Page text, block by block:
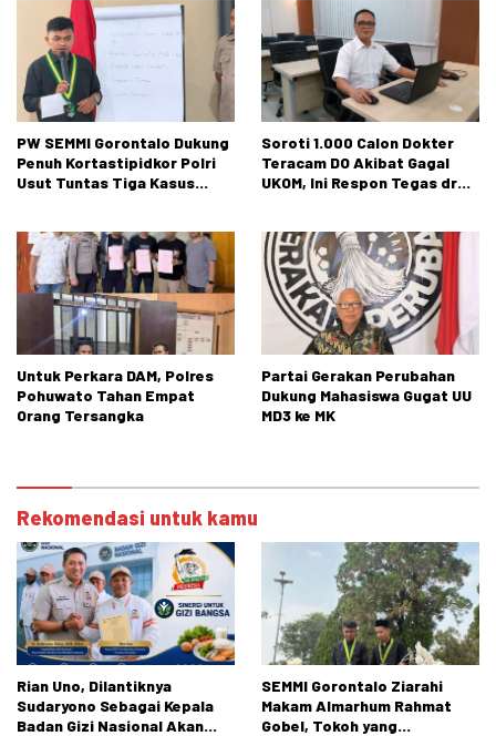
Indonesia
PW SEMMI Gorontalo Dukung
Penuh Kortastipidkor Polri
Usut Tuntas Tiga Kasus
Soroti 1.000 Calon Dokter
Teracam DO Akibat Gagal
UKOM, Ini Respon Tegas dr
Untuk Perkara DAM, Polres
Pohuwato Tahan Empat
Orang Tersangka
Partai Gerakan Perubahan
Dukung Mahasiswa Gugat UU
MD3 ke MK
Rekomendasi untuk kamu
Rian Uno, Dilantiknya
Sudaryono Sebagai Kepala
Badan Gizi Nasional Akan
SEMMI Gorontalo Ziarahi
Makam Almarhum Rahmat
Gobel, Tokoh yang